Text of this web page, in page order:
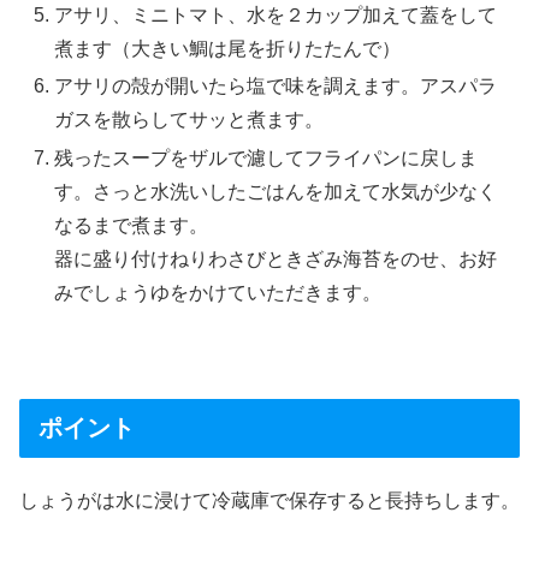
アサリ、ミニトマト、水を２カップ加えて蓋をして
煮ます（大きい鯛は尾を折りたたんで）
アサリの殻が開いたら塩で味を調えます。アスパラ
ガスを散らしてサッと煮ます。
残ったスープをザルで濾してフライパンに戻しま
す。さっと水洗いしたごはんを加えて水気が少なく
なるまで煮ます。
器に盛り付けねりわさびときざみ海苔をのせ、お好
みでしょうゆをかけていただきます。
ポイント
しょうがは水に浸けて冷蔵庫で保存すると長持ちします。